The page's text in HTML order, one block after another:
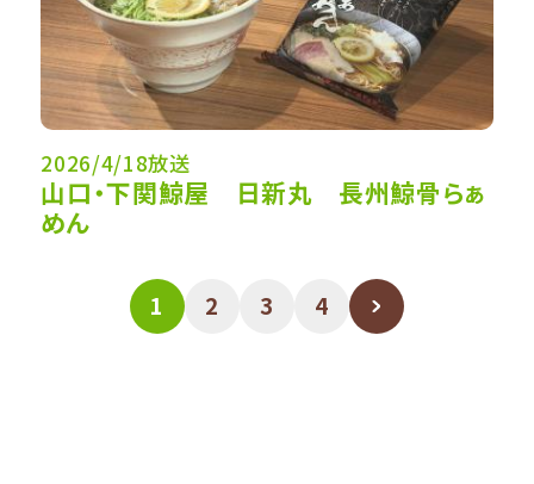
2026/4/18放送
山口・下関鯨屋 日新丸 長州鯨骨らぁ
めん
1 2 3 4